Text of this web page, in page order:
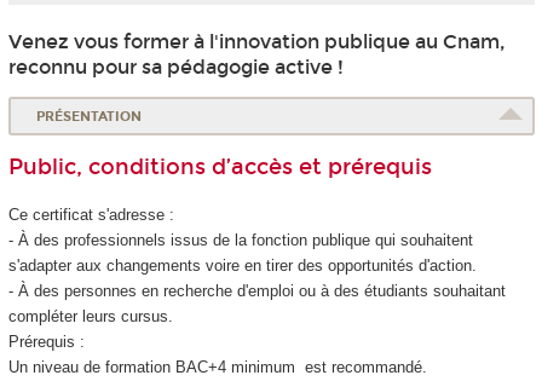
Venez vous former à l'innovation publique au Cnam,
reconnu pour sa pédagogie active !
PRÉSENTATION
Public, conditions d’accès et prérequis
Ce certificat s'adresse :
- À des professionnels issus de la fonction publique qui souhaitent
s'adapter aux changements voire en tirer des opportunités d'action.
- À des personnes en recherche d'emploi ou à des étudiants souhaitant
compléter leurs cursus.
Prérequis :
Un niveau de formation BAC+4 minimum est recommandé.